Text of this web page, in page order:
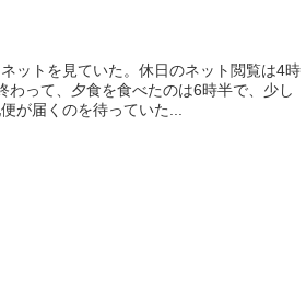
ットを見ていた。休日のネット閲覧は4時
って、夕食を食べたのは6時半で、少し
が届くのを待っていた...